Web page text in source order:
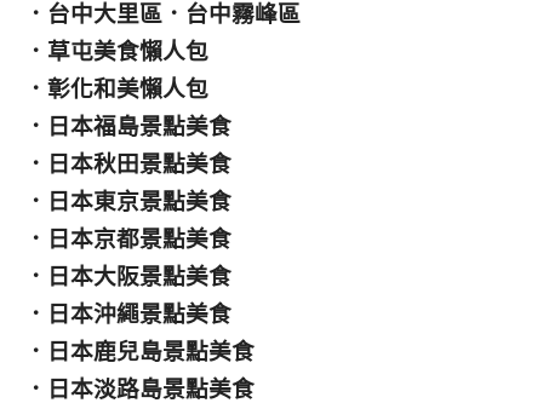
． 台中大里區 ． 台中霧峰區
． 草屯美食懶人包
． 彰化和美懶人包
． 日本福島景點美食
． 日本秋田景點美食
． 日本東京景點美食
． 日本京都景點美食
． 日本大阪景點美食
． 日本沖繩景點美食
． 日本鹿兒島景點美食
． 日本淡路島景點美食